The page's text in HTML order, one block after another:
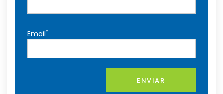
Email*
ENVIAR